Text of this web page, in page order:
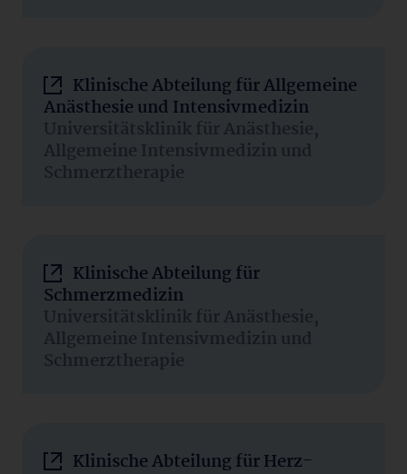
Klinische Abteilung für Allgemeine
Anästhesie und Intensivmedizin
Universitätsklinik für Anästhesie,
Allgemeine Intensivmedizin und
Schmerztherapie
Klinische Abteilung für
Schmerzmedizin
Universitätsklinik für Anästhesie,
Allgemeine Intensivmedizin und
Schmerztherapie
Klinische Abteilung für Herz-